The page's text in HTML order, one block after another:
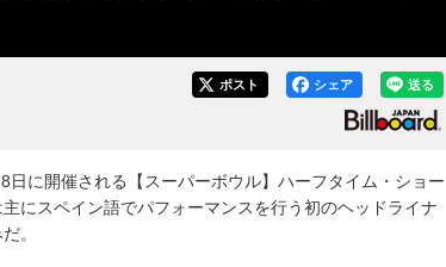
送る
シェア
ポスト
に開催される【スーパーボウル】ハーフタイム・ショー
にスペイン語でパフォーマンスを行う初のヘッドライナ
。